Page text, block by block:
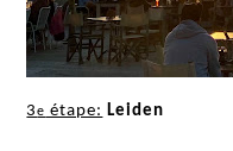
3e étape: Leiden